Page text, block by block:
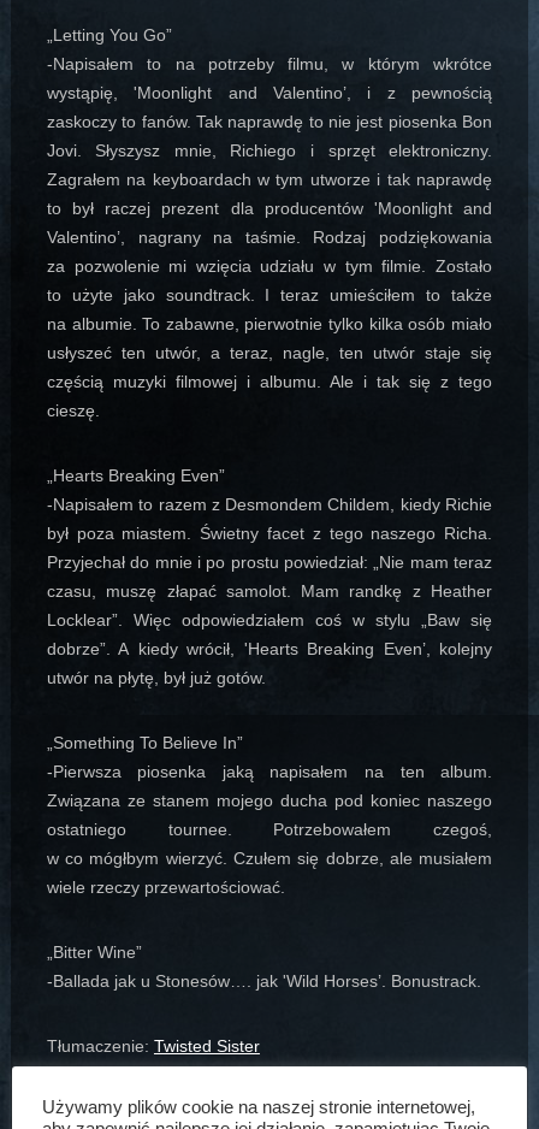
„Letting You Go”
-Napisałem to na potrzeby filmu, w którym wkrótce
wystąpię, 'Moonlight and Valentino’, i z pewnością
zaskoczy to fanów. Tak naprawdę to nie jest piosenka Bon
Jovi. Słyszysz mnie, Richiego i sprzęt elektroniczny.
Zagrałem na keyboardach w tym utworze i tak naprawdę
to był raczej prezent dla producentów 'Moonlight and
Valentino’, nagrany na taśmie. Rodzaj podziękowania
za pozwolenie mi wzięcia udziału w tym filmie. Zostało
to użyte jako soundtrack. I teraz umieściłem to także
na albumie. To zabawne, pierwotnie tylko kilka osób miało
usłyszeć ten utwór, a teraz, nagle, ten utwór staje się
częścią muzyki filmowej i albumu. Ale i tak się z tego
cieszę.
„Hearts Breaking Even”
-Napisałem to razem z Desmondem Childem, kiedy Richie
był poza miastem. Świetny facet z tego naszego Richa.
Przyjechał do mnie i po prostu powiedział: „Nie mam teraz
czasu, muszę złapać samolot. Mam randkę z Heather
Locklear”. Więc odpowiedziałem coś w stylu „Baw się
dobrze”. A kiedy wrócił, 'Hearts Breaking Even’, kolejny
utwór na płytę, był już gotów.
„Something To Believe In”
-Pierwsza piosenka jaką napisałem na ten album.
Związana ze stanem mojego ducha pod koniec naszego
ostatniego tournee. Potrzebowałem czegoś,
w co mógłbym wierzyć. Czułem się dobrze, ale musiałem
wiele rzeczy przewartościować.
„Bitter Wine”
-Ballada jak u Stonesów…. jak 'Wild Horses’. Bonustrack.
Tłumaczenie: Twisted Sister
Agata Matuszewska 28 kwi, 2015 Artykuły
Używamy plików cookie na naszej stronie internetowej,